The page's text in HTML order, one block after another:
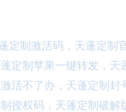
制激活码，天蓬定制
定制苹果一键转发，天
活不了办，天蓬定制封
授权码，天蓬定制破解